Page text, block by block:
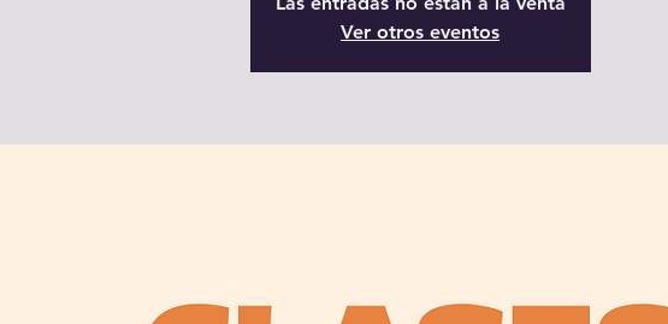
Ver otros eventos